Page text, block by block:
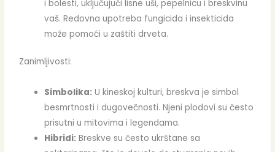
i bolesti, uključujući lisne uši, pepelnicu i breskvinu
vaš. Redovna upotreba fungicida i insekticida
može pomoći u zaštiti drveta.
Zanimljivosti:
Simbolika: U kineskoj kulturi, breskva je simbol
besmrtnosti i dugovečnosti. Njeni plodovi su često
prisutni u mitovima i legendama.
Hibridi: Breskve su često ukrštane sa